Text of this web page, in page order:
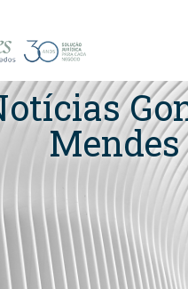
Mendes